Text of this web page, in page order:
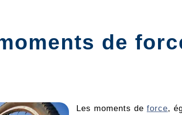
de
Les moments de force,